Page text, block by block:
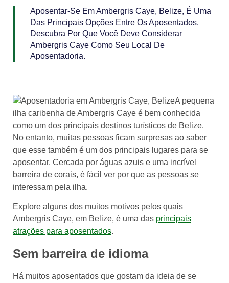
Aposentar-Se Em Ambergris Caye, Belize, É Uma
Das Principais Opções Entre Os Aposentados.
Descubra Por Que Você Deve Considerar
Ambergris Caye Como Seu Local De
Aposentadoria.
A pequena
ilha caribenha de Ambergris Caye é bem conhecida
como um dos principais destinos turísticos de Belize.
No entanto, muitas pessoas ficam surpresas ao saber
que esse também é um dos principais lugares para se
aposentar. Cercada por águas azuis e uma incrível
barreira de corais, é fácil ver por que as pessoas se
interessam pela ilha.
Explore alguns dos muitos motivos pelos quais
Ambergris Caye, em Belize, é uma das principais
atrações para aposentados.
Sem barreira de idioma
Há muitos aposentados que gostam da ideia de se